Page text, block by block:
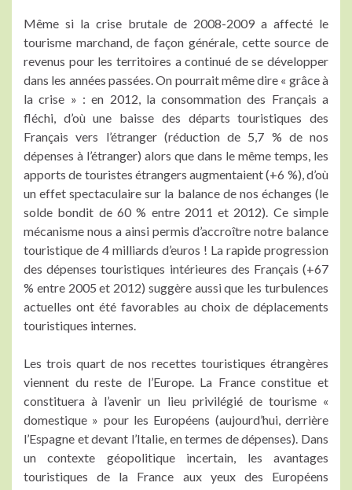
Même si la crise brutale de 2008-2009 a affecté le
tourisme marchand, de façon générale, cette source de
revenus pour les territoires a continué de se développer
dans les années passées. On pourrait même dire « grâce à
la crise » : en 2012, la consommation des Français a
fléchi, d’où une baisse des départs touristiques des
Français vers l’étranger (réduction de 5,7 % de nos
dépenses à l’étranger) alors que dans le même temps, les
apports de touristes étrangers augmentaient (+6 %), d’où
un effet spectaculaire sur la balance de nos échanges (le
solde bondit de 60 % entre 2011 et 2012). Ce simple
mécanisme nous a ainsi permis d’accroître notre balance
touristique de 4 milliards d’euros ! La rapide progression
des dépenses touristiques intérieures des Français (+67
% entre 2005 et 2012) suggère aussi que les turbulences
actuelles ont été favorables au choix de déplacements
touristiques internes.
Les trois quart de nos recettes touristiques étrangères
viennent du reste de l’Europe. La France constitue et
constituera à l’avenir un lieu privilégié de tourisme «
domestique » pour les Européens (aujourd’hui, derrière
l’Espagne et devant l’Italie, en termes de dépenses). Dans
un contexte géopolitique incertain, les avantages
touristiques de la France aux yeux des Européens